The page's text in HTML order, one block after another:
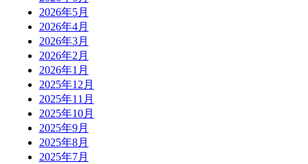
2026年5月
2026年4月
2026年3月
2026年2月
2026年1月
2025年12月
2025年11月
2025年10月
2025年9月
2025年8月
2025年7月